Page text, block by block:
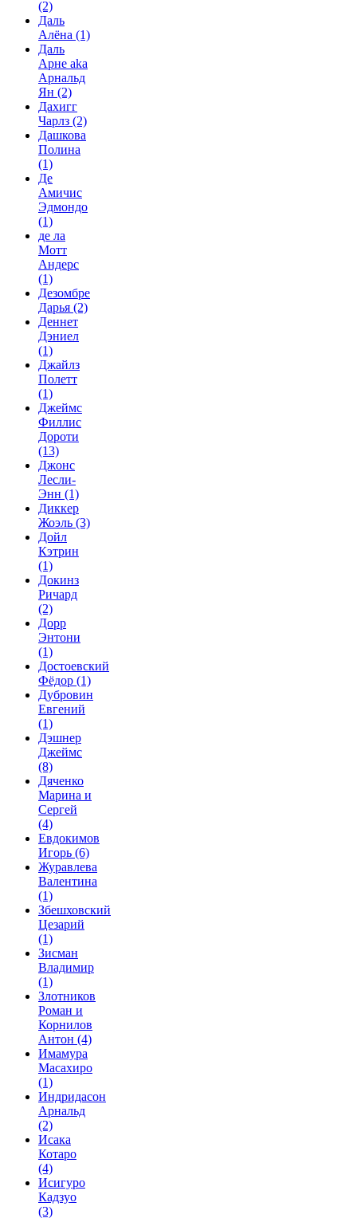
(2)
Даль
Алёна (1)
Даль
Арне aka
Арнальд
Ян (2)
Дахигг
Чарлз (2)
Дашкова
Полина
(1)
Де
Амичис
Эдмондо
(1)
де ла
Мотт
Андерс
(1)
Дезомбре
Дарья (2)
Деннет
Дэниел
(1)
Джайлз
Полетт
(1)
Джеймс
Филлис
Дороти
(13)
Джонс
Лесли-
Энн (1)
Диккер
Жоэль (3)
Дойл
Кэтрин
(1)
Докинз
Ричард
(2)
Дорр
Энтони
(1)
Достоевский
Фёдор (1)
Дубровин
Евгений
(1)
Дэшнер
Джеймс
(8)
Дяченко
Марина и
Сергей
(4)
Евдокимов
Игорь (6)
Журавлева
Валентина
(1)
Збешховский
Цезарий
(1)
Зисман
Владимир
(1)
Злотников
Роман и
Корнилов
Антон (4)
Имамура
Масахиро
(1)
Индридасон
Арнальд
(2)
Исака
Котаро
(4)
Исигуро
Кадзуо
(3)